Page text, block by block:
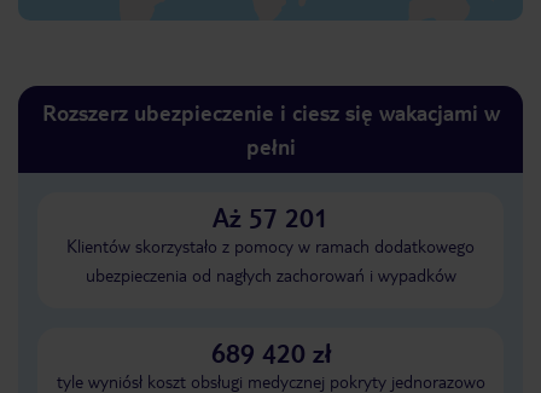
Rozszerz ubezpieczenie i ciesz się wakacjami w
pełni
Aż 57 201
Klientów skorzystało z pomocy w ramach dodatkowego
ubezpieczenia od nagłych zachorowań i wypadków
689 420 zł
tyle wyniósł koszt obsługi medycznej pokryty jednorazowo